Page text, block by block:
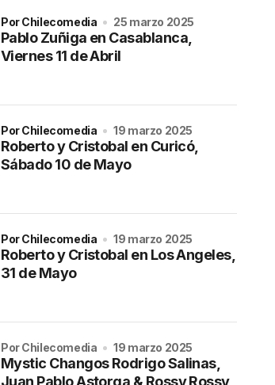
Pablo Zuñiga en Casablanca,
Viernes 11 de Abril
por Chilecomedia 25 marzo 2025
Roberto y Cristobal en Curicó,
Sábado 10 de Mayo
por Chilecomedia 19 marzo 2025
Roberto y Cristobal en Los Angeles,
31 de Mayo
por Chilecomedia 19 marzo 2025
Mystic Changos Rodrigo Salinas,
Juan Pablo Astorga & Rossy Rossy
por Chilecomedia 19 marzo 2025